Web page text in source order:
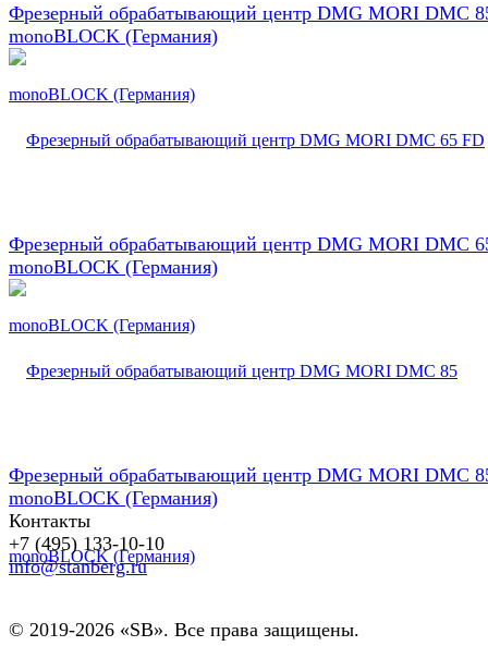
Фрезерный обрабатывающий центр DMG MORI DMC
monoBLOCK (Германия)
Фрезерный обрабатывающий центр DMG MORI DMC
monoBLOCK (Германия)
Фрезерный обрабатывающий центр DMG MORI DMC
monoBLOCK (Германия)
Контакты
+7 (495) 133-10-10
info@stanberg.ru
© 2019-2026 «SB». Все права защищены.